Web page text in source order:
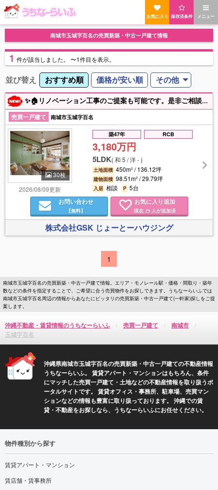
メニュー
保存済条件
お気に入り
南城市玉城字百名の売買新築・中古一戸建て情報
1 件が該当しました。 〜1件目を表示。
並び替え おすすめ順 価格が安い順 その他
✨🏠リノベーション工事のご提案も可能です。是非ご相談下さい！？ ✨住んで良し！貸して良し！事業用としての検討も良しの今話題の南城市玉城百名です😲😲 ✨旅館業取得可能エリアにつき簡易宿泊所又は民泊にて利用も相談可能ですよ～🏢 ✨沖縄そば屋さんやカフェ等、室内リノベで用途は色々検討が出来ちゃいます♪♪ ✨土地が広々してるので庭でガーデニングや小さな畑等、家庭菜園も出来ちゃいます！？🥬🍅🥒🥕🥔✨是非ご覧下さい！
売買一戸建て 南城市玉城字百名
30枚
2026/08/09更新
築47年 RCB
3,180万円
5LDK(和 5 / 洋 -)
土地面積 450m² / 136.12坪
建物面積 98.51m² / 29.79坪
入居 相談P 5台
お問い合わせ
【無料】
お気に入り追加
現在 29人が追加済
株式会社GSK じょーとーハウジング
1
南城市玉城字百名の売買新築・中古一戸建て情報。エリア・モノレール駅・価格・間取り・築年
数などの条件を指定することで、ご希望に合う売買物件をお探しできます。うちなーらいふでは
南城市玉城字百名周辺の情報からあなたにピッタリの売買新築・中古一戸建て(一軒家)探しをご提
案します。
沖縄不動産・賃貸情報のうちなーらいふ 売買一戸建て
南城市
玉城字百名
沖縄県南城市玉城字百名の売買新築・中古一戸建ての不動産情報
うちなーらいふ。 賃貸アパート・マンションはもちろん、条件
にマッチした売買一戸建て・土地などの不動産情報を取り扱うポ
ータルサイトです。 賃貸オフィス・事務所、駐車場、売買マン
ションなどの情報も豊富に取り扱っております。 沖縄での賃
貸・不動産をお探しなら、うちなーらいふにお任せください。
物件種別から探す
賃貸アパート・マンション
賃店舗・賃事務所